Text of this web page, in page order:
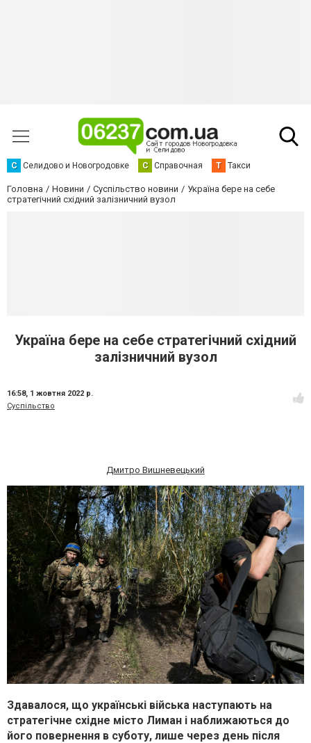
С Селидово и Новогродовке С Справочная Т Такси
Головна Новини Суспільство новини
Україна бере на себе
стратегічний східний залізничний вузол
Україна бере на себе стратегічний східний
залізничний вузол
16:58, 1 жовтня 2022 р.
Суспільство
Дмитро Вишневецький
Здавалося, що українські війська наступають на
стратегічне східне місто Лиман і наближаються до
його повернення в суботу, лише через день після